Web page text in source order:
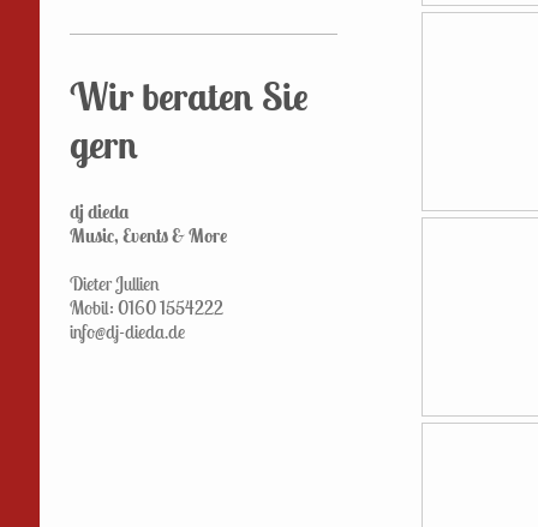
Wir beraten Sie
gern
dj dieda
Music, Events & More
Dieter Jullien
Mobil: 0160 1554222
info@dj-dieda.de